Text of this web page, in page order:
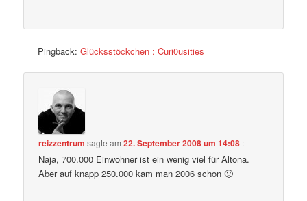
Pingback:Glücksstöckchen : Curi0usities
reizzentrum sagte am22. September 2008 um 14:08 :
Naja, 700.000 Einwohner ist ein wenig viel für Altona.
Aber auf knapp 250.000 kam man 2006 schon 🙂